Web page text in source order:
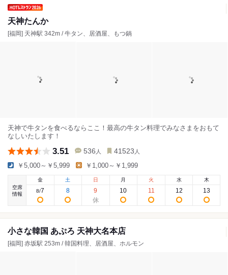
天神たんか
[福岡] 天神駅 342m / 牛タン、居酒屋、もつ鍋
天神で牛タンを食べるならここ！最高の牛タン料理でみなさまをおもて
なしいたします！
3.51 536 人 41523 人
￥5,000～￥5,999 ￥1,000～￥1,999
空席
情報
金
8/7
土
8
日
9
月
10
火
11
水
12
木
13
小さな韓国 あぷろ 天神大名本店
[福岡] 赤坂駅 253m / 韓国料理、居酒屋、ホルモン